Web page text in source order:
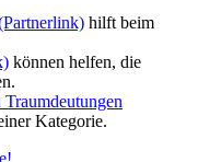
hilft beim
können helfen, die
Traumdeutungen
Kategorie.